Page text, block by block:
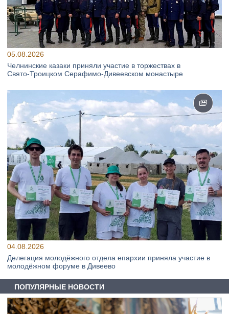
05.08.2026
Челнинские казаки приняли участие в торжествах в
Свято‑Троицком Серафимо‑Дивеевском монастыре
04.08.2026
Делегация молодёжного отдела епархии приняла участие в
молодёжном форуме в Дивеево
ПОПУЛЯРНЫЕ НОВОСТИ